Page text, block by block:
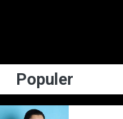
Populer